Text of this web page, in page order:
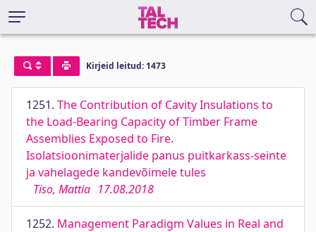
Kirjeid leitud: 1473
1251. The Contribution of Cavity Insulations to
the Load-Bearing Capacity of Timber Frame
Assemblies Exposed to Fire.
Isolatsioonimaterjalide panus puitkarkass-seinte
ja vahelagede kandevõimele tules
Tiso, Mattia 17.08.2018
1252. Management Paradigm Values in Real and